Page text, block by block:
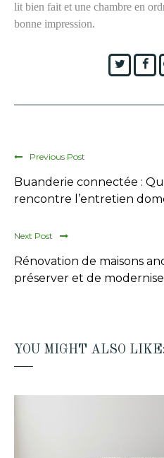
lit bien fait et une chambre en
bonne impression.
Previous Post
Buanderie connectée :
rencontre l’entretien
Next Post
Rénovation de maisons
préserver et de
YOU MIGHT ALSO LIKE: